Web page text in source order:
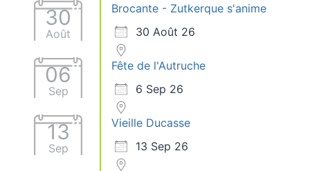
30
Août
Brocante - Zutkerque s'anime
30 Août 26
06
Sep
Fête de l'Autruche
6 Sep 26
13
Sep
Vieille Ducasse
13 Sep 26